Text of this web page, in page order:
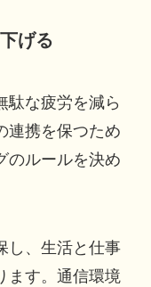
げる
駄な疲労を減ら
連携を保つため
のルールを決め
し、生活と仕事
ます。通信環境